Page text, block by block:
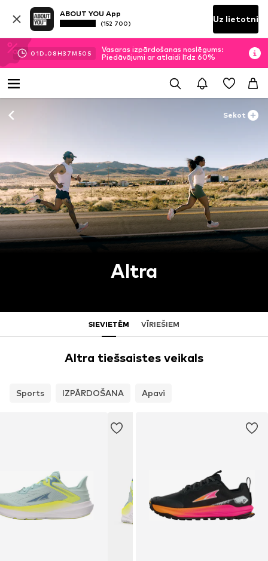
ABOUT YOU App
(152 700) Uz lietotni
01D.08H37M 49 S
Vasaras izpārdošanas noslēgums:
Piedāvājumi ar atlaidi līdz 60%
Sekot
Altra
SIEVIETĒM VĪRIEŠIEM
Altra tiešsaistes veikals
Sports IZPĀRDOŠANA Apavi